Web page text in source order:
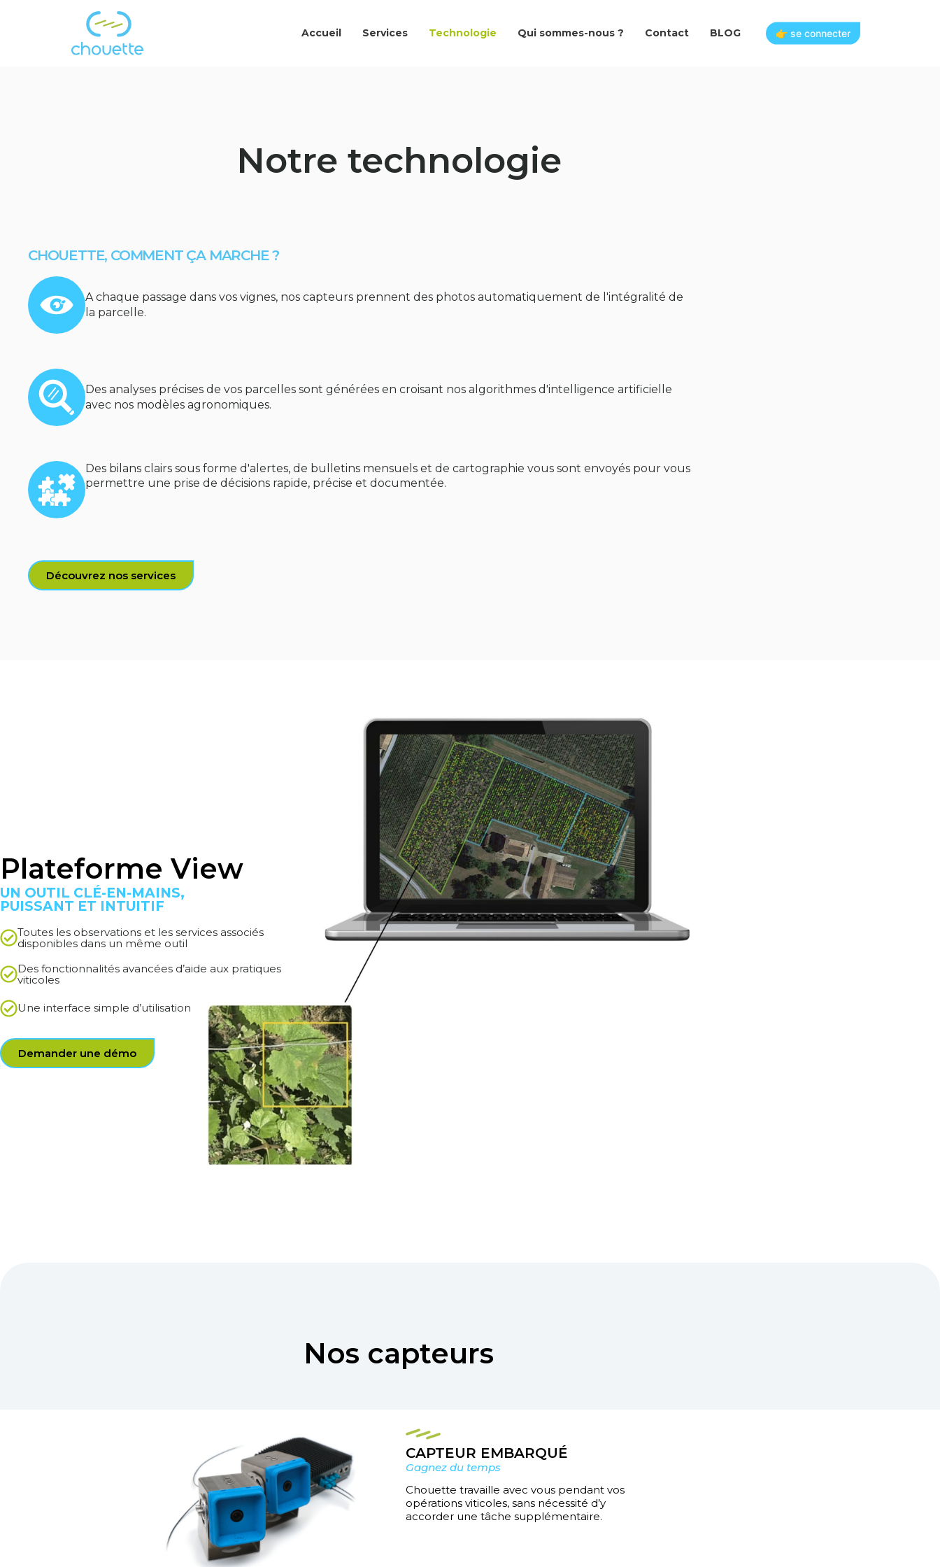
👉 se connecter
Accueil Services Technologie Qui sommes-nous ? Contact BLOG
Notre technologie
CHOUETTE, COMMENT ÇA MARCHE ?
A chaque passage dans vos vignes, nos capteurs prennent des photos automatiquement de l'intégralité de
la parcelle.
Des analyses précises de vos parcelles sont générées en croisant nos algorithmes d'intelligence artificielle
avec nos modèles agronomiques.
Des bilans clairs sous forme d'alertes, de bulletins mensuels et de cartographie vous sont envoyés pour vous
permettre une prise de décisions rapide, précise et documentée.
Découvrez nos services
Plateforme View
UN OUTIL CLÉ-EN-MAINS,
PUISSANT ET INTUITIF
Toutes les observations et les services associés
disponibles dans un même outil
Des fonctionnalités avancées d’aide aux pratiques
viticoles
Une interface simple d’utilisation
Demander une démo
Nos capteurs
CAPTEUR EMBARQUÉ
Gagnez du temps
Chouette travaille avec vous pendant vos
opérations viticoles, sans nécessité d’y
accorder une tâche supplémentaire.